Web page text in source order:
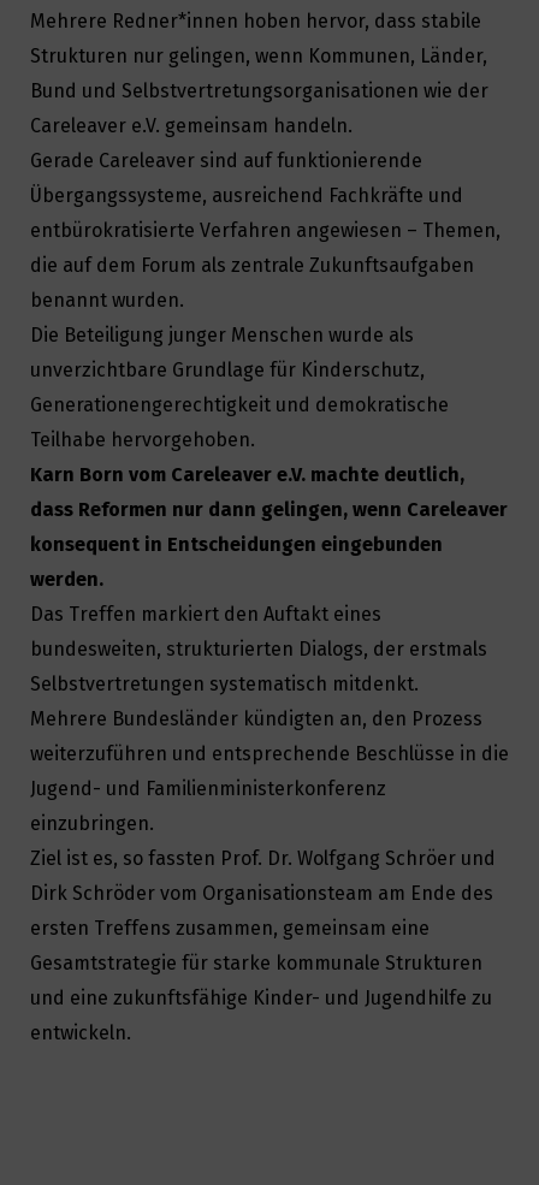
Mehrere Redner*innen hoben hervor, dass stabile
Strukturen nur gelingen, wenn Kommunen, Länder,
Bund und Selbstvertretungsorganisationen wie der
Careleaver e.V. gemeinsam handeln.
Gerade Careleaver sind auf funktionierende
Übergangssysteme, ausreichend Fachkräfte und
entbürokratisierte Verfahren angewiesen – Themen,
die auf dem Forum als zentrale Zukunftsaufgaben
benannt wurden.
Die Beteiligung junger Menschen wurde als
unverzichtbare Grundlage für Kinderschutz,
Generationengerechtigkeit und demokratische
Teilhabe hervorgehoben.
Karn Born vom Careleaver e.V. machte deutlich,
dass Reformen nur dann gelingen, wenn Careleaver
konsequent in Entscheidungen eingebunden
werden.
Das Treffen markiert den Auftakt eines
bundesweiten, strukturierten Dialogs, der erstmals
Selbstvertretungen systematisch mitdenkt.
Mehrere Bundesländer kündigten an, den Prozess
weiterzuführen und entsprechende Beschlüsse in die
Jugend- und Familienministerkonferenz
einzubringen.
Ziel ist es, so fassten Prof. Dr. Wolfgang Schröer und
Dirk Schröder vom Organisationsteam am Ende des
ersten Treffens zusammen, gemeinsam eine
Gesamtstrategie für starke kommunale Strukturen
und eine zukunftsfähige Kinder- und Jugendhilfe zu
entwickeln.